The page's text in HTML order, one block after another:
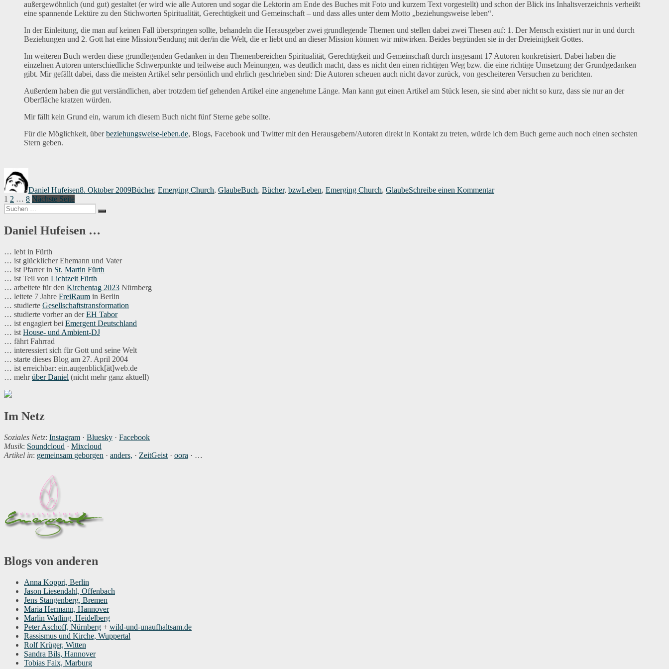
außergewöhnlich (und gut) gestaltet (er wird wie alle Autoren und sogar die Lektorin am Ende des Buches mit Foto und kurzem Text vorgestellt) und schon der Blick ins Inhaltsverzeichnis verheißt
eine spannende Lektüre zu den Stichworten Spiritualität, Gerechtigkeit und Gemeinschaft – und dass alles unter dem Motto „beziehungsweise leben“.
In der Einleitung, die man auf keinen Fall überspringen sollte, behandeln die Herausgeber zwei grundlegende Themen und stellen dabei zwei Thesen auf: 1. Der Mensch existiert nur in und durch
Beziehungen und 2. Gott hat eine Mission/Sendung mit der/in die Welt, die er liebt und an dieser Mission können wir mitwirken. Beides begründen sie in der Dreieinigkeit Gottes.
Im weiteren Buch werden diese grundlegenden Gedanken in den Themenbereichen Spiritualität, Gerechtigkeit und Gemeinschaft durch insgesamt 17 Autoren konkretisiert. Dabei haben die
einzelnen Autoren unterschiedliche Schwerpunkte und teilweise auch Meinungen, was deutlich macht, dass es nicht den einen richtigen Weg bzw. die eine richtige Umsetzung der Grundgedanken
gibt. Mir gefällt dabei, dass die meisten Artikel sehr persönlich und ehrlich geschrieben sind: Die Autoren scheuen auch nicht davor zurück, von gescheiteren Versuchen zu berichten.
Außerdem haben die gut verständlichen, aber trotzdem tief gehenden Artikel eine angenehme Länge. Man kann gut einen Artikel am Stück lesen, sie sind aber nicht so kurz, dass sie nur an der
Oberfläche kratzen würden.
Mir fällt kein Grund ein, warum ich diesem Buch nicht fünf Sterne gebe sollte.
Für die Möglichkeit, überbeziehungsweise-leben.de, Blogs, Facebook und Twitter mit den Herausgebern/Autoren direkt in Kontakt zu treten, würde ich dem Buch gerne auch noch einen sechsten
Stern geben.
Daniel Hufeisen8. Oktober 2009Bücher, Emerging Church, GlaubeBuch, Bücher, bzwLeben, Emerging Church, GlaubeSchreibe einen KommentarBeziehungsweise
Seitennummerierung
der
Beiträge
Seite
1 Seite
2 … Seite
8 Nächste Seite
Suchen
nach:
Suchen
Daniel Hufeisen …
… lebt in Fürth
… ist glücklicher Ehemann und Vater
… ist Pfarrer in St. Martin Fürth
… ist Teil von Lichtzeit Fürth
… arbeitete für den Kirchentag 2023 Nürnberg
… leitete 7 Jahre FreiRaum in Berlin
… studierte Gesellschaftstransformation
… studierte vorher an derEH Tabor
… ist engagiert bei Emergent Deutschland
… ist House- und Ambient-DJ
… fährt Fahrrad
… interessiert sich für Gott und seine Welt
… starte dieses Blog am 27. April 2004
… ist erreichbar: ein.augenblick[ät]web.de
… mehrüber Daniel (nicht mehr ganz aktuell)
Im Netz
Soziales Netz: Instagram · Bluesky · Facebook
Musik: Soundcloud · Mixcloud
Artikel in: gemeinsam geborgen · anders, · ZeitGeist · oora · …
Blogs von anderen
Anna Koppri, Berlin
Jason Liesendahl, Offenbach
Jens Stangenberg, Bremen
Maria Hermann, Hannover
Marlin Watling, Heidelberg
Peter Aschoff, Nürnberg + wild-und-unaufhaltsam.de
Rassismus und Kirche, Wuppertal
Rolf Krüger, Witten
Sandra Bils, Hannover
Tobias Faix, Marburg